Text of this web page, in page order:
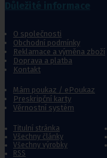
O společnosti
Obchodní podmínky
Reklamace a výměna zboží
Doprava a platba
Kontakt
Mám poukaz / ePoukaz
Preskripční karty
Věrnostní systém
Titulní stránka
Všechny články
Všechny výrobky
RSS